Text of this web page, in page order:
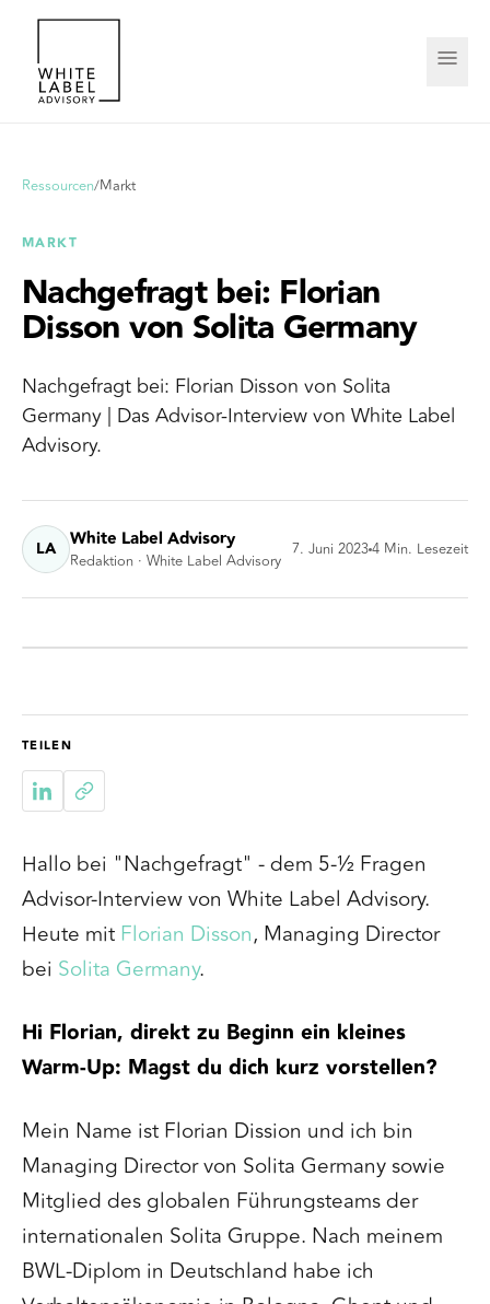
Ressourcen/Markt
MARKT
Nachgefragt bei: Florian
Disson von Solita Germany
Nachgefragt bei: Florian Disson von Solita
Germany | Das Advisor-Interview von White Label
Advisory.
LA White Label Advisory
Redaktion · White Label Advisory
7. Juni 20234 Min. Lesezeit
TEILEN
Hallo bei "Nachgefragt" - dem 5-½ Fragen
Advisor-Interview von White Label Advisory.
Heute mit Florian Disson, Managing Director
bei Solita Germany.
Hi Florian, direkt zu Beginn ein kleines
Warm-Up: Magst du dich kurz vorstellen?
Mein Name ist Florian Dission und ich bin
Managing Director von Solita Germany sowie
Mitglied des globalen Führungsteams der
internationalen Solita Gruppe. Nach meinem
BWL-Diplom in Deutschland habe ich